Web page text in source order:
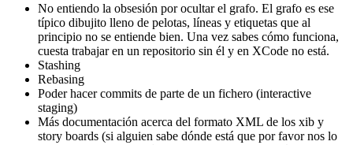
No entiendo la obsesión por ocultar el grafo. El grafo es ese
típico dibujito lleno de pelotas, líneas y etiquetas que al
principio no se entiende bien. Una vez sabes cómo funciona,
cuesta trabajar en un repositorio sin él y en XCode no está.
Stashing
Rebasing
Poder hacer commits de parte de un fichero (interactive
staging)
Más documentación acerca del formato XML de los xib y
story boards (si alguien sabe dónde está que por favor nos lo